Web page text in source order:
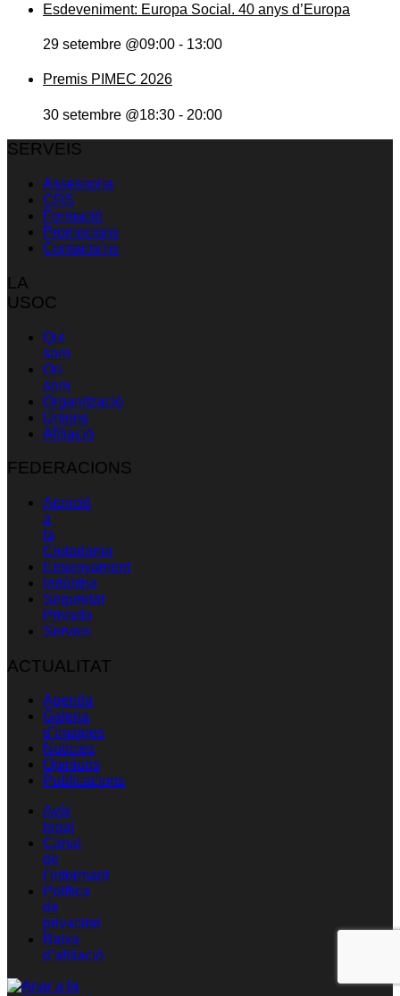
Esdeveniment: Europa Social. 40 anys d’Europa
29 setembre @09:00 - 13:00
Premis PIMEC 2026
30 setembre @18:30 - 20:00
SERVEIS
Assessoria
CRS
Formació
Promocions
Contacta’ns
LA
USOC
Qui
som
On
som
Organització
Unions
Afiliació
FEDERACIONS
Atenció
a
la
Ciutadania
Ensenyament
Indústria
Seguretat
Privada
Serveis
ACTUALITAT
Agenda
Galeria
d’imatges
Notícies
Opinions
Publicacions
Avís
legal
Canal
de
l’informant
Política
de
privacitat
Baixa
d’afiliació